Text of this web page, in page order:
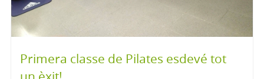
Primera classe de Pilates esdevé tot